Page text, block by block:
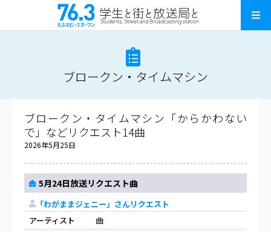
ブロークン・タイムマシン
ブロークン・タイムマシン「からかわない
で」などリクエスト14曲
2026年5月25日
5月24日放送リクエスト曲
「わがままジェニー」さんリクエスト
アーティスト
曲